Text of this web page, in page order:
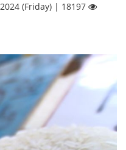
(Friday) | 18197